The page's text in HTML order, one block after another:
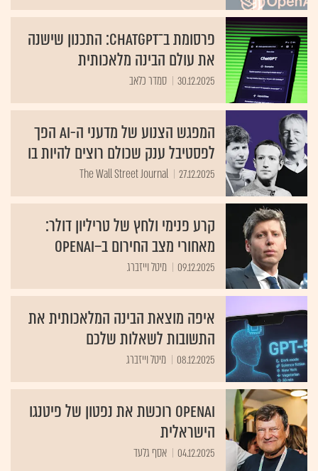
פרסומת ב־ChatGPT: התכנון שישנה
את עולם הבינה מלאכותית
30.12.2025 סמדר כלאב
המפגש הצנוע של מדעני ה-AI הפך
לפסטיבל ענק שכולם רוצים להיות בו
27.12.2025
The Wall Street Journal
קרע פנימי ולחץ של טריליון דולר:
מאחורי מצב החירום ב–OpenAI
09.12.2025 מיטל וייזברג
איפה מוצאת הבינה המלאכותית את
התשובות לשאלות שלכם
08.12.2025 מיטל וייזברג
OpenAI רוכשת את נפטון של פיטנגו
הישראלית
04.12.2025 אסף גלעד